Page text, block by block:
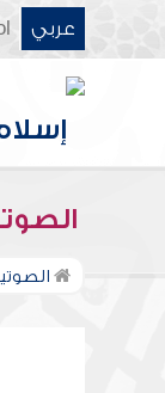
عربي